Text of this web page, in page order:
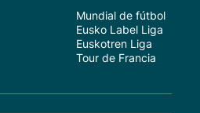
Mundial de fútbol
Eusko Label Liga
Euskotren Liga
Tour de Francia